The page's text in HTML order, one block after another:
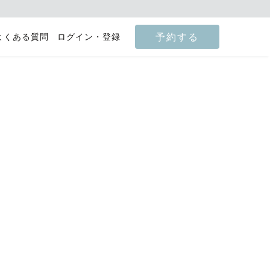
くある質問 ログイン・登録 予約する